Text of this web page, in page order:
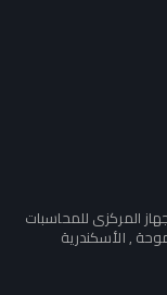
المركزى للمحاسبات